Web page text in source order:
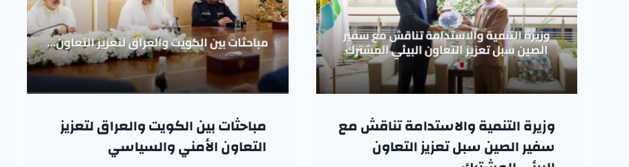
وزيرة التنمية والاستدامة تناقش مع
سفير الصين سبل تعزيز التعاون
مباحثات بين الكويت والعراق لتعزيز
التعاون الأمني والسياسي